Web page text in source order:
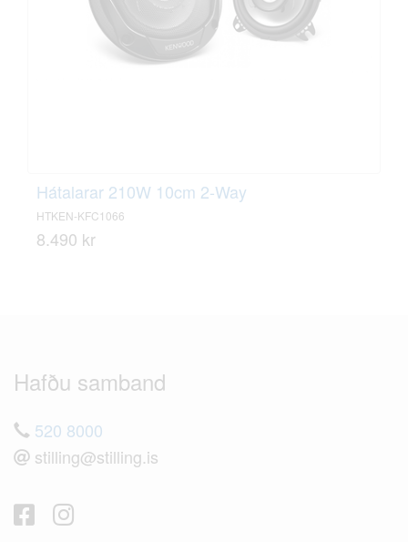
Hátalarar 210W 10cm 2-Way
HTKEN-KFC1066
8.490 kr
Hafðu samband
520 8000
stilling@stilling.is